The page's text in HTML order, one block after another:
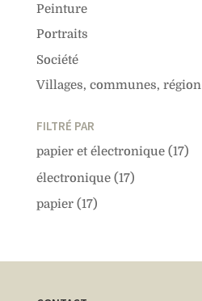
Peinture
Portraits
Société
Villages, communes, région
FILTRÉ PAR
papier et électronique (17)
électronique (17)
papier (17)